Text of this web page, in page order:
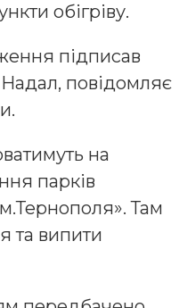
обігріву.
підписав
Надал, повідомляє
на
парків
Там
та випити